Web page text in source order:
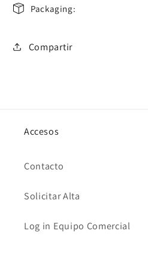
Packaging:
Compartir
Accesos
Contacto
Solicitar Alta
Log in Equipo Comercial